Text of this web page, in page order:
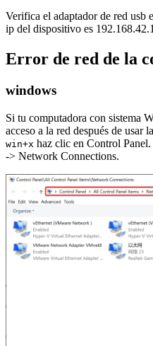
Verifica el adaptador de red usb
ip del dispositivo es 192.168.42.1
Error de red de la
windows
Si tu computadora con sistema
acceso a la red después de usar
win+x haz clic en Control
-> Network Connections.